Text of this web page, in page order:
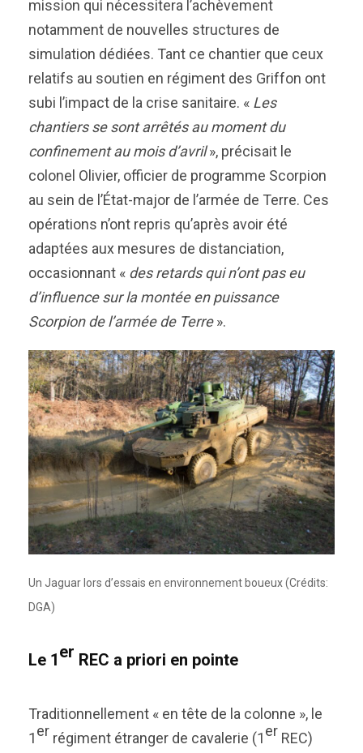
mission qui nécessitera l’achèvement
notamment de nouvelles structures de
simulation dédiées. Tant ce chantier que ceux
relatifs au soutien en régiment des Griffon ont
subi l’impact de la crise sanitaire. « Les
chantiers se sont arrêtés au moment du
confinement au mois d’avril», précisait le
colonel Olivier, officier de programme Scorpion
au sein de l’État-major de l’armée de Terre. Ces
opérations n’ont repris qu’après avoir été
adaptées aux mesures de distanciation,
occasionnant « des retards qui n’ont pas eu
d’influence sur la montée en puissance
Scorpion de l’armée de Terre».
Un Jaguar lors d’essais en environnement boueux (Crédits:
DGA)
Le 1er REC a priori en pointe
Traditionnellement « en tête de la colonne », le
1er régiment étranger de cavalerie (1er REC)